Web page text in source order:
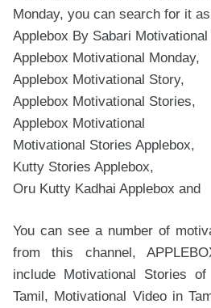
Monday, you can search for it as
Applebox By Sabari
Applebox Motivational Monday,
Applebox Motivational Story,
Applebox Motivational
Motivational Stories Applebox,
Oru Kutty Kadhai Applebox and
You can see a number of
from this channel,
include Motivational Stories
Tamil, Motivational Video in